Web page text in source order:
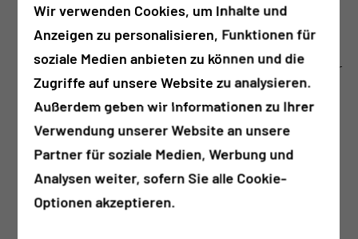
Austausch mit der zentralen
Koordinierungsstelle und anderen LokS
Bereitstellung von Informationen und Daten für
Forschungs- und Kooperationspartner
Öffentlichkeitsarbeit und PR-Maßnahmen zu
NUM-Aktivitäten
Monitoring von Budget- und Personaleinsatz
im Rahmen der Fördervorgaben
Wir verwenden Cookies, um Inhalte und
Anzeigen zu personalisieren, Funktionen für
soziale Medien anbieten zu können und die
Zugriffe auf unsere Website zu analysieren.
Außerdem geben wir Informationen zu Ihrer
Verwendung unserer Website an unsere
Partner für soziale Medien, Werbung und
Analysen weiter, sofern Sie alle Cookie-
Optionen akzeptieren.